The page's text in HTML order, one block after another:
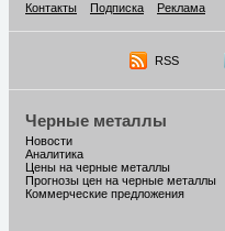
Контакты
Подписка Реклама
RSS
Черные металлы
Новости
Аналитика
Цены на черные металлы
Прогнозы цен на черные металлы
Коммерческие предложения